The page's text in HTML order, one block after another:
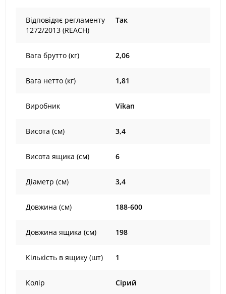
Відповідяє регламенту
1272/2013 (REACH)
Так
Вага брутто (кг) 2,06
Вага нетто (кг) 1,81
Виробник Vikan
Висота (см) 3,4
Висота ящика (см) 6
Діаметр (см) 3,4
Довжина (см) 188-600
Довжина ящика (см) 198
Кількість в ящику (шт) 1
Колір Сірий